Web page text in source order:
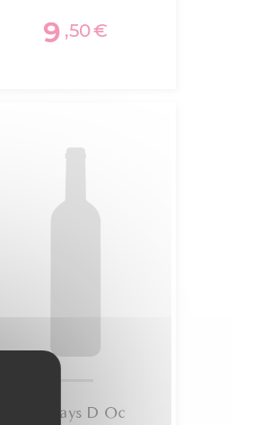
9 ,50€
Igp Pays D Oc